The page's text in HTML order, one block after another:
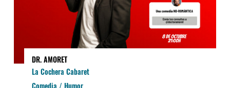
DR. AMORET
La Cochera Cabaret
Comedia / Humor